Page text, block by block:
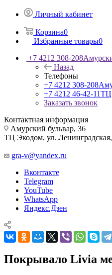
Личный кабинет
Корзина0
Избранные товары0
+7 4212 308-208
Назад
Телефоны
+7 4212 308-208
+7 4212 46-42-11ТЦ
Заказать звонок
Контактная информация
Амурский бульвар, 36
ТЦ Экодом, ул.
gra-v@yandex.ru
Вконтакте
Telegram
YouTube
WhatsApp
Яндекс.Дзен
Покрывало Livia